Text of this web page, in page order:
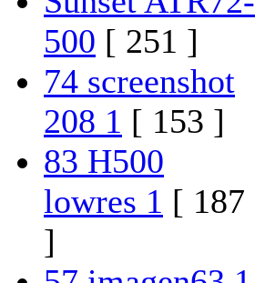
500 [ 251 ]
74 screenshot
208 1 [ 153 ]
83 H500
lowres 1 [ 187
]